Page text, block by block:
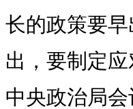
长的政策要
出，要制定
中央政治局